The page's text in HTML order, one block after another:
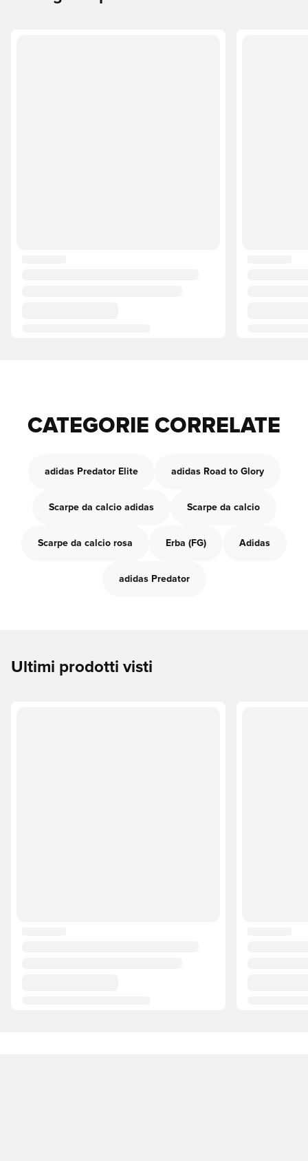
CATEGORIE CORRELATE
adidas Predator Elite adidas Road to Glory
Scarpe da calcio adidas Scarpe da calcio
Scarpe da calcio rosa Erba (FG) Adidas
adidas Predator
Ultimi prodotti visti